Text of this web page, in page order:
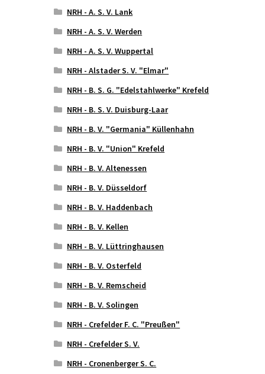
NRH - A. S. V. Lank
NRH - A. S. V. Werden
NRH - A. S. V. Wuppertal
NRH - Alstader S. V. "Elmar"
NRH - B. S. G. "Edelstahlwerke" Krefeld
NRH - B. S. V. Duisburg-Laar
NRH - B. V. "Germania" Küllenhahn
NRH - B. V. "Union" Krefeld
NRH - B. V. Altenessen
NRH - B. V. Düsseldorf
NRH - B. V. Haddenbach
NRH - B. V. Kellen
NRH - B. V. Lüttringhausen
NRH - B. V. Osterfeld
NRH - B. V. Remscheid
NRH - B. V. Solingen
NRH - Crefelder F. C. "Preußen"
NRH - Crefelder S. V.
NRH - Cronenberger S. C.